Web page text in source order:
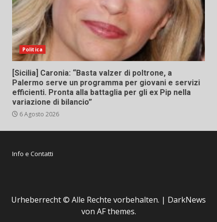
Politica
[Sicilia] Caronia: “Basta valzer di poltrone, a
Palermo serve un programma per giovani e servizi
efficienti. Pronta alla battaglia per gli ex Pip nella
variazione di bilancio”
6 Agosto 2026
Info e Contatti
Urheberrecht © Alle Rechte vorbehalten. | DarkNews
von AF themes.